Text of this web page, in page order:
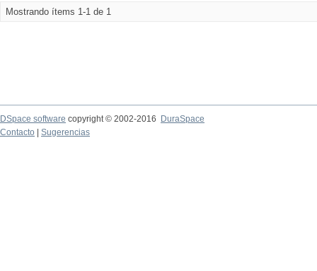
Mostrando ítems 1-1 de 1
DSpace software copyright © 2002-2016
DuraSpace
Contacto
Sugerencias